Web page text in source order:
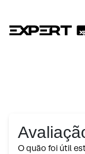
O quão foi útil